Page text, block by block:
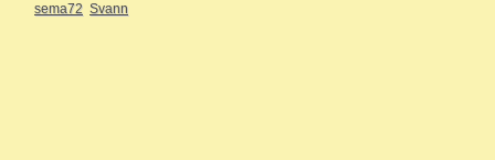
sema72 Svann